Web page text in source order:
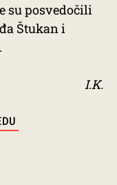
su posvedočili
Štukan i
I.K.